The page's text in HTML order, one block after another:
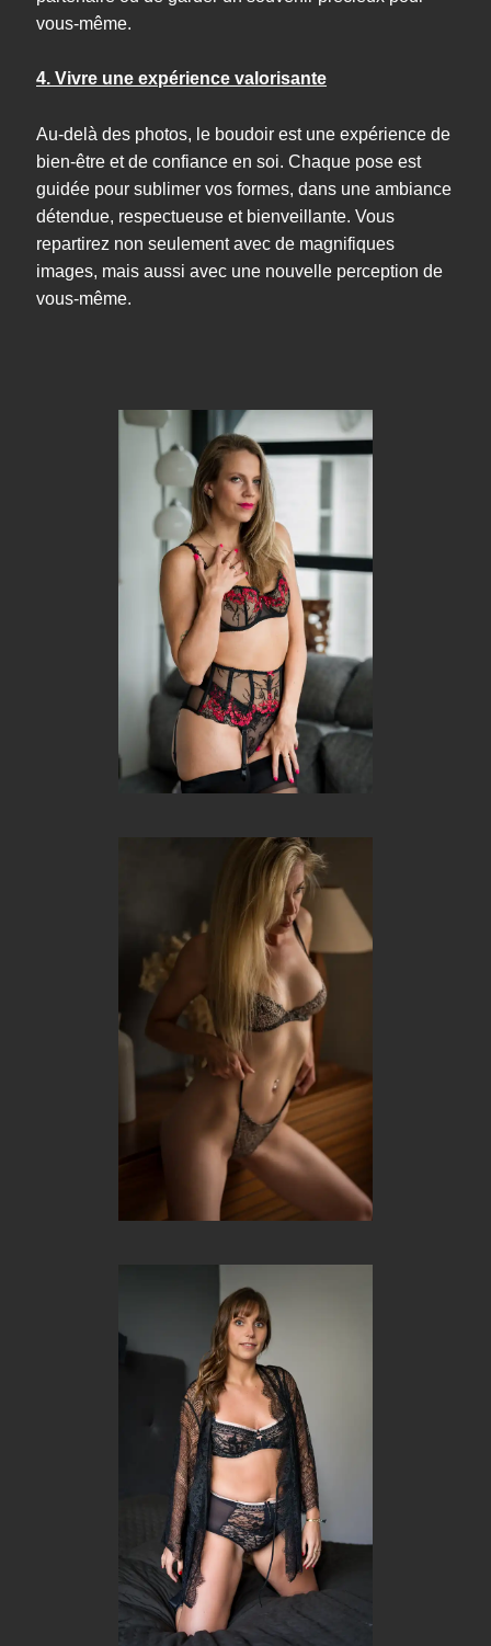
vous-même.
4. Vivre une expérience valorisante
Au-delà des photos, le boudoir est une expérience de
bien-être et de confiance en soi. Chaque pose est
guidée pour sublimer vos formes, dans une ambiance
détendue, respectueuse et bienveillante. Vous
repartirez non seulement avec de magnifiques
images, mais aussi avec une nouvelle perception de
vous-même.